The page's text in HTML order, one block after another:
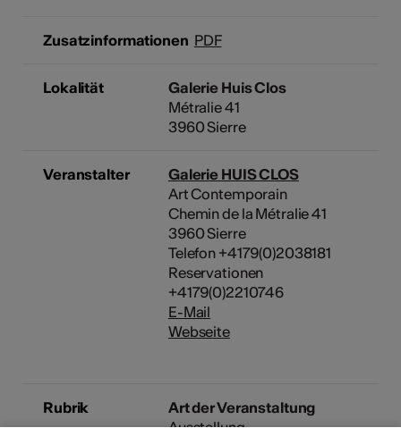
Zusatzinformationen PDF
Lokalität
Galerie Huis Clos
Métralie 41
3960 Sierre
Veranstalter
Galerie HUIS CLOS
Art Contemporain
Chemin de la Métralie 41
3960 Sierre
Telefon +4179(0)2038181
Reservationen
+4179(0)2210746
E-Mail
Webseite
Rubrik
Art der Veranstaltung